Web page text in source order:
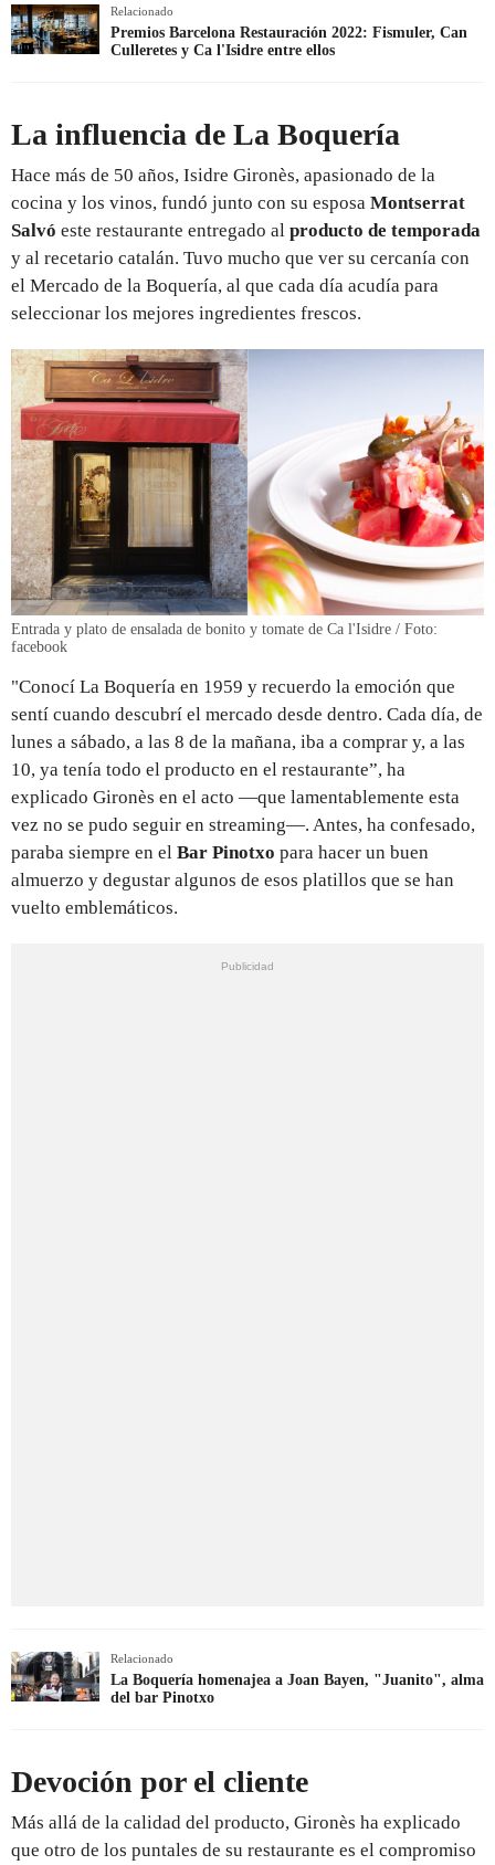
Relacionado
Premios Barcelona Restauración 2022: Fismuler, Can
Culleretes y Ca l'Isidre entre ellos
La influencia de La Boquería
Hace más de 50 años, Isidre Gironès, apasionado de la
cocina y los vinos, fundó junto con su esposa Montserrat
Salvó este restaurante entregado al producto de temporada
y al recetario catalán. Tuvo mucho que ver su cercanía con
el Mercado de la Boquería, al que cada día acudía para
seleccionar los mejores ingredientes frescos.
Entrada y plato de ensalada de bonito y tomate de Ca l'Isidre / Foto:
facebook
"Conocí La Boquería en 1959 y recuerdo la emoción que
sentí cuando descubrí el mercado desde dentro. Cada día, de
lunes a sábado, a las 8 de la mañana, iba a comprar y, a las
10, ya tenía todo el producto en el restaurante”, ha
explicado Gironès en el acto —que lamentablemente esta
vez no se pudo seguir en streaming—. Antes, ha confesado,
paraba siempre en el Bar Pinotxo para hacer un buen
almuerzo y degustar algunos de esos platillos que se han
vuelto emblemáticos.
Relacionado
La Boquería homenajea a Joan Bayen, "Juanito", alma
del bar Pinotxo
Devoción por el cliente
Más allá de la calidad del producto, Gironès ha explicado
que otro de los puntales de su restaurante es el compromiso